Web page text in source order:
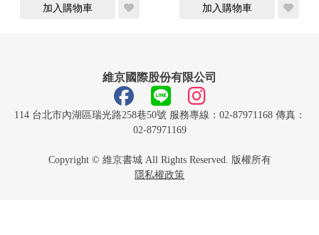
加入購物車
加入購物車
維京國際股份有限公司
114 台北市內湖區瑞光路258巷50號 服務專線：02-87971168 傳真：
02-87971169
Copyright © 維京書城 All Rights Reserved. 版權所有
隱私權政策